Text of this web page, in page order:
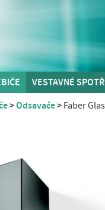
VESTAVNÉ
Odsavače Faber